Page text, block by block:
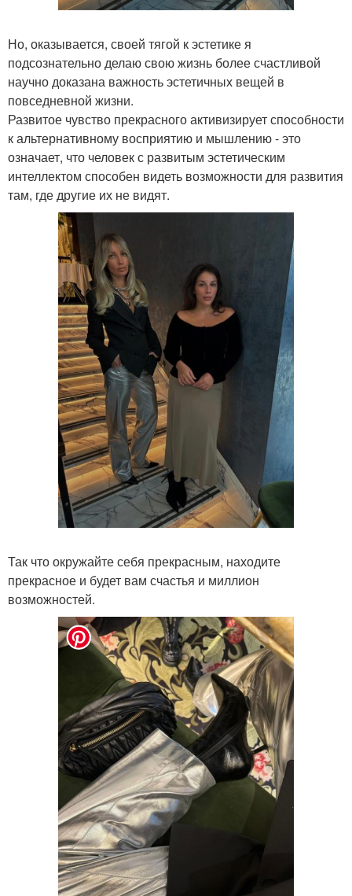
Но, оказывается, своей тягой к эстетике я
подсознательно делаю свою жизнь более счастливой
научно доказана важность эстетичных вещей в
повседневной жизни.
Развитое чувство прекрасного активизирует способности
к альтернативному восприятию и мышлению - это
означает, что человек с развитым эстетическим
интеллектом способен видеть возможности для развития
там, где другие их не видят.
Так что окружайте себя прекрасным, находите
прекрасное и будет вам счастья и миллион
возможностей.